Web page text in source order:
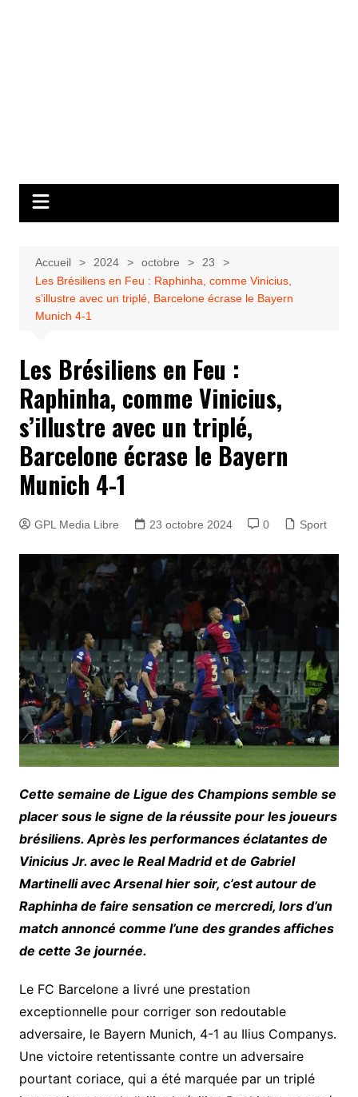
Accueil 2024 octobre
23
Les Brésiliens en Feu : Raphinha, comme Vinicius,
s’illustre avec un triplé, Barcelone écrase le Bayern
Munich 4-1
Les Brésiliens en Feu :
Raphinha, comme Vinicius,
s’illustre avec un triplé,
Barcelone écrase le Bayern
Munich 4-1
GPL Media Libre 23 octobre 2024 0 Sport
Cette semaine de Ligue des Champions semble se
placer sous le signe de la réussite pour les joueurs
brésiliens. Après les performances éclatantes de
Vinicius Jr. avec le Real Madrid et de Gabriel
Martinelli avec Arsenal hier soir, c’est autour de
Raphinha de faire sensation ce mercredi, lors d’un
match annoncé comme l’une des grandes affiches
de cette 3e journée.
Le FC Barcelone a livré une prestation
exceptionnelle pour corriger son redoutable
adversaire, le Bayern Munich, 4-1 au Ilius Companys.
Une victoire retentissante contre un adversaire
pourtant coriace, qui a été marquée par un triplé